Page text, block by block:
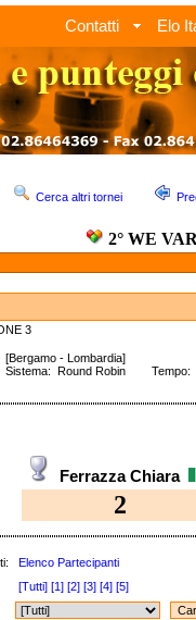
Contatti Elo
Cerca altri tornei
2° WE
3
[Bergamo - Lombardia]
Sistema: Round Robin Tempo:
Ferrazza Chiara
2
Elenco Partecipanti
[Tutti] [1] [2] [3] [4] [5]